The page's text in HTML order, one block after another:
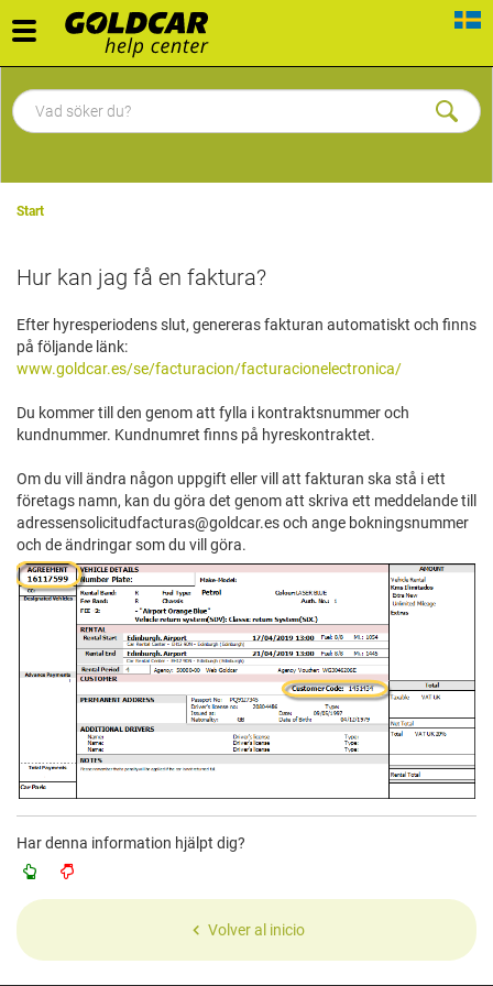
Toggle
navigation
Start
Hur kan jag få en faktura?
Efter hyresperiodens slut, genereras fakturan automatiskt och finns
på följande länk:
www.goldcar.es/se/facturacion/facturacionelectronica/
Du kommer till den genom att fylla i kontraktsnummer och
kundnummer. Kundnumret finns på hyreskontraktet.
Om du vill ändra någon uppgift eller vill att fakturan ska stå i ett
företags namn, kan du göra det genom att skriva ett meddelande till
adressensolicitudfacturas@goldcar.es och ange bokningsnummer
och de ändringar som du vill göra.
Har denna information hjälpt dig?
Volver al inicio